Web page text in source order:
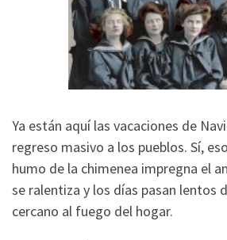
Ya están aquí las vacaciones de
regreso masivo a los pueblos. Sí,
humo de la chimenea impregna el
se ralentiza y los días pasan lentos
cercano al fuego del hogar.